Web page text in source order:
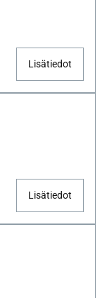
Lisätiedot
Lisätiedot